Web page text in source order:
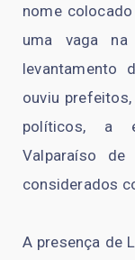
nome
uma vaga na
levantamento
ouviu
políticos, a
Valparaíso
considerados
A presença de